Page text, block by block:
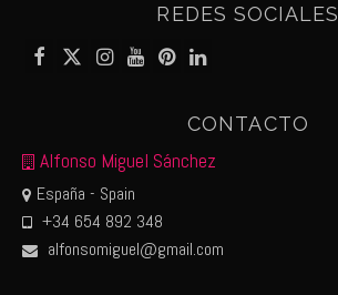
REDES SOCIALES
CONTACTO
Alfonso Miguel Sánchez
España - Spain
+34 654 892 348
alfonsomiguel@gmail.com